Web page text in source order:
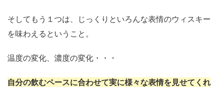
そしてもう１つは、じっくりといろんな表情のウィスキー
を味わえるということ。
温度の変化、濃度の変化・・・
自分の飲むペースに合わせて実に様々な表情を見せてくれ